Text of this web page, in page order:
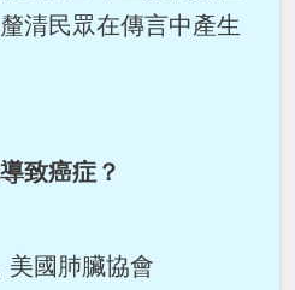
清民眾在傳言中產生
致癌症？
美國肺臟協會